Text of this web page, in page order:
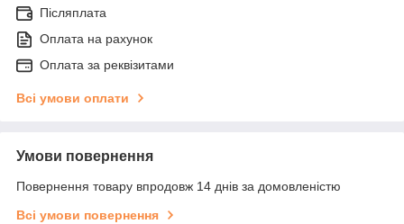
Післяплата
Оплата на рахунок
Оплата за реквізитами
Всі умови оплати
Умови повернення
Повернення товару впродовж 14 днів за домовленістю
Всі умови повернення